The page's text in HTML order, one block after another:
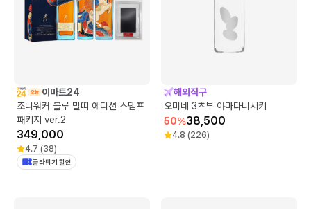
이마트24
조니워커 블루 말띠 에디션 스탬프
패키지 ver.2
349,000
4.7 (38)
골라담기 할인
해외직구
오미네 3츠부 야마다니시키
50%38,500
4.8 (226)